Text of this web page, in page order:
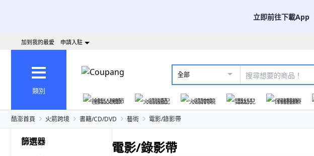
立即前往下載App
加到我的最愛 申請入駐
類別
全部
爸氣父親節
火箭速配 火箭跨境 嬰幼兒 保健醫療
酷澎首頁 火箭跨境 書籍/CD/DVD 藝術 電影/錄影帶
篩選器 電影/錄影帶